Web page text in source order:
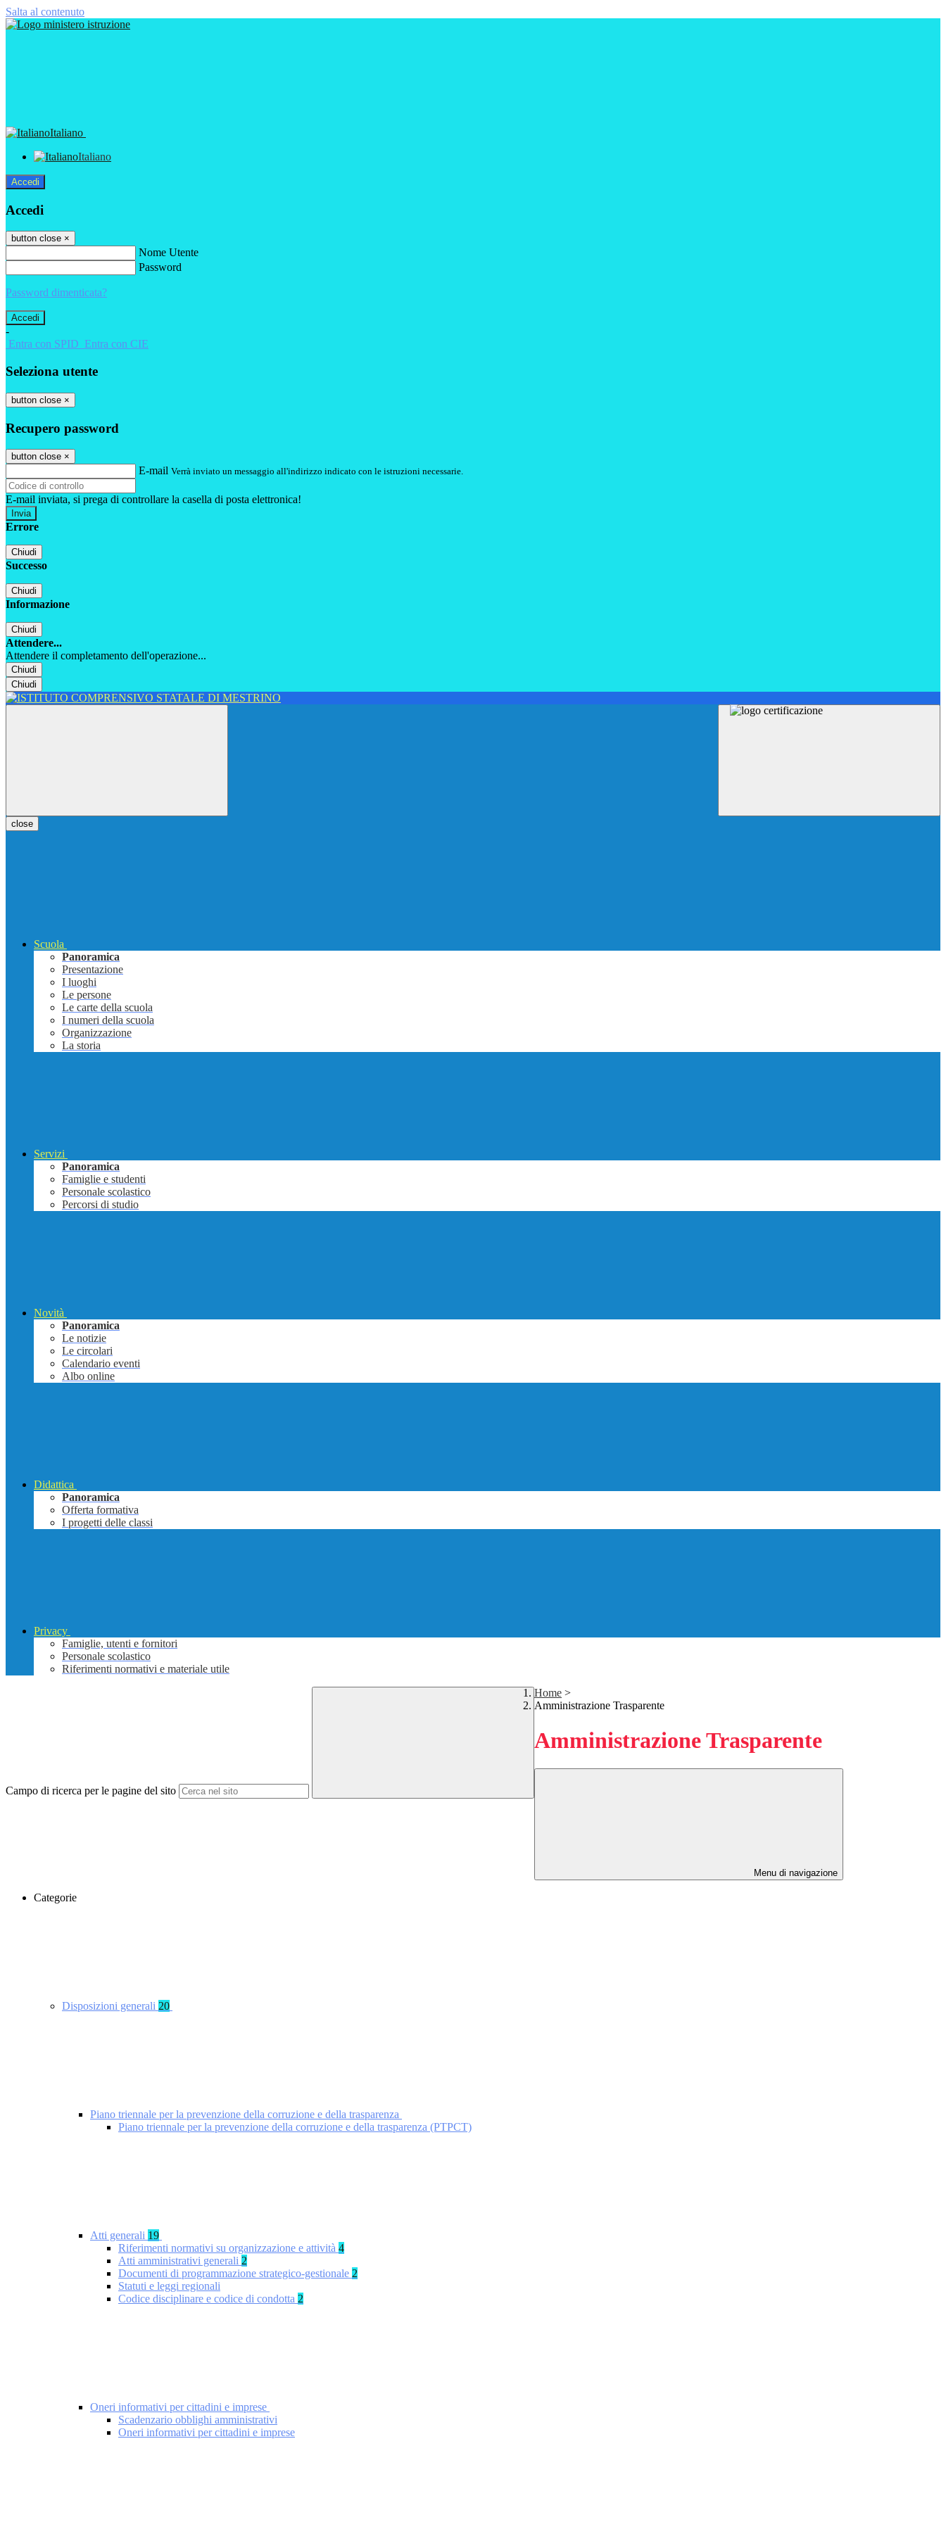
Salta al contenuto
Italiano
Italiano
Accedi
Accedi
button close ×
Nome Utente
Password
Password dimenticata?
-
Entra con SPID Entra con CIE
Seleziona utente
button close ×
Recupero password
button close ×
E-mail Verrà inviato un messaggio all'indirizzo indicato con le istruzioni necessarie.
E-mail inviata, si prega di controllare la casella di posta elettronica!
Errore
Chiudi
Successo
Chiudi
Informazione
Chiudi
Attendere...
Attendere il completamento dell'operazione...
Chiudi
Chiudi
close
Scuola
Panoramica
Presentazione
I luoghi
Le persone
Le carte della scuola
I numeri della scuola
Organizzazione
La storia
Servizi
Panoramica
Famiglie e studenti
Personale scolastico
Percorsi di studio
Novità
Panoramica
Le notizie
Le circolari
Calendario eventi
Albo online
Didattica
Panoramica
Offerta formativa
I progetti delle classi
Privacy
Famiglie, utenti e fornitori
Personale scolastico
Riferimenti normativi e materiale utile
Campo di ricerca per le pagine del sito
Home >
Amministrazione Trasparente
Amministrazione Trasparente
Menu di navigazione
Categorie
Disposizioni generali 20
Piano triennale per la prevenzione della corruzione e della trasparenza
Piano triennale per la prevenzione della corruzione e della trasparenza (PTPCT)
Atti generali 19
Riferimenti normativi su organizzazione e attività 4
Atti amministrativi generali 2
Documenti di programmazione strategico-gestionale 2
Statuti e leggi regionali
Codice disciplinare e codice di condotta 2
Oneri informativi per cittadini e imprese
Scadenzario obblighi amministrativi
Oneri informativi per cittadini e imprese